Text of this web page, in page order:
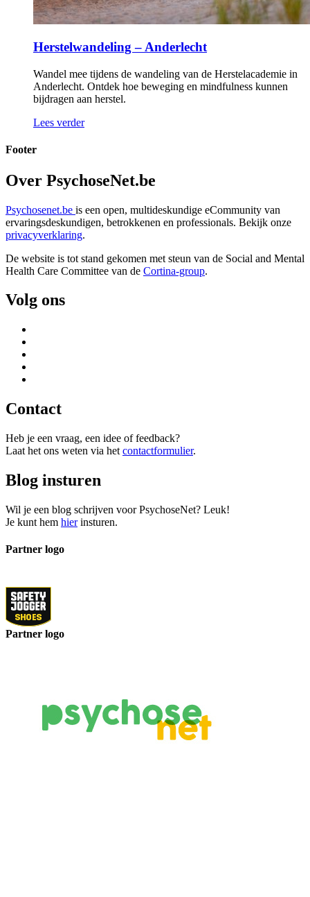
Herstelwandeling – Anderlecht
Wandel mee tijdens de wandeling van de Herstelacademie in
Anderlecht. Ontdek hoe beweging en mindfulness kunnen
bijdragen aan herstel.
Lees verder
Footer
Over PsychoseNet.be
Psychosenet.be is een open, multideskundige eCommunity van
ervaringsdeskundigen, betrokkenen en professionals. Bekijk onze
privacyverklaring.
De website is tot stand gekomen met steun van de Social and Mental
Health Care Committee van de Cortina-group.
Volg ons
Contact
Heb je een vraag, een idee of feedback?
Laat het ons weten via het contactformulier.
Blog insturen
Wil je een blog schrijven voor PsychoseNet? Leuk!
Je kunt hem hierinsturen.
Partner logo
Partner logo